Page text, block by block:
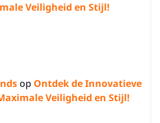
Veiligheid en Stijl!
op Ontdek de Innovatieve
Veiligheid en Stijl!